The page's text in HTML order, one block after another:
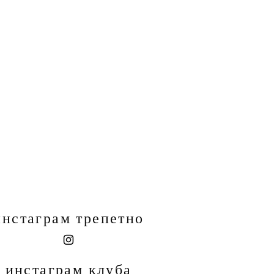
трепетно
инстаграм клуба